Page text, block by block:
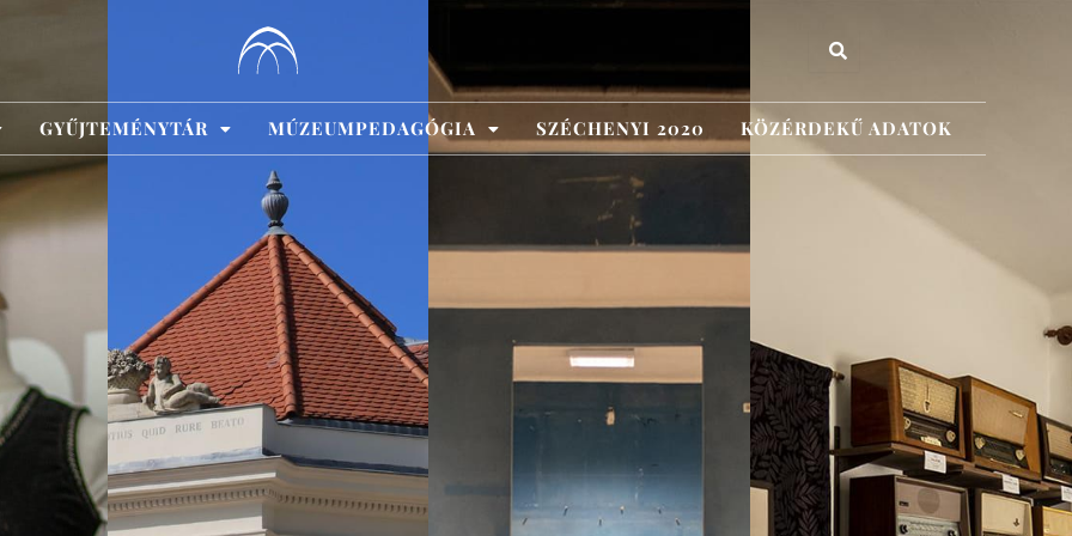
GYŰJTEMÉNYTÁR MÚZEUMPEDAGÓGIA SZÉCHENYI 2020 KÖZÉRDEKŰ ADATOK